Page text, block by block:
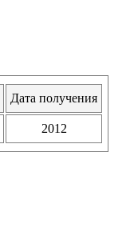
Дата получения
2012